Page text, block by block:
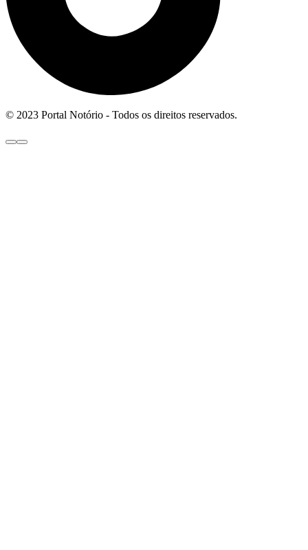
© 2023 Portal Notório - Todos os direitos reservados.